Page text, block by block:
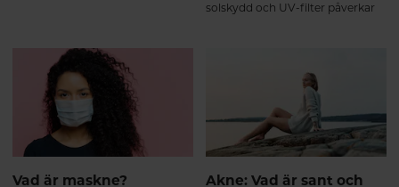
solskydd och UV-filter påverkar
Vad är maskne? Akne: Vad är sant och